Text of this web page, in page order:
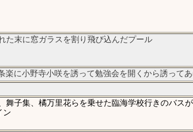
た末に窓ガラスを割り飛び込んだプール
楽に小野寺小咲を誘って勉強会を開くから誘って
舞子集、橘万里花らを乗せた臨海学校行きのバス
ン